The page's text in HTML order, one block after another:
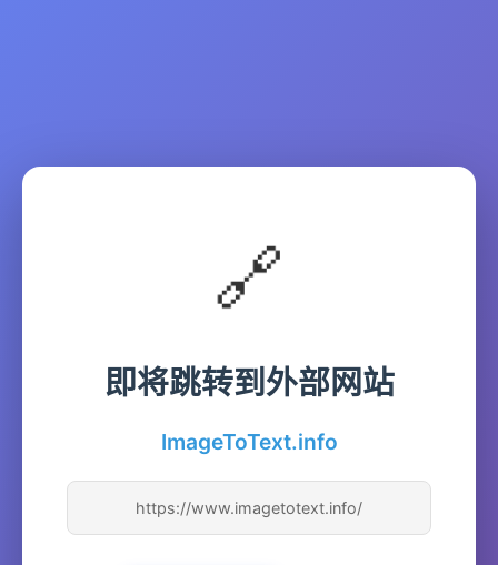
🔗
即将跳转到外部网站
ImageToText.info
https://www.imagetotext.info/